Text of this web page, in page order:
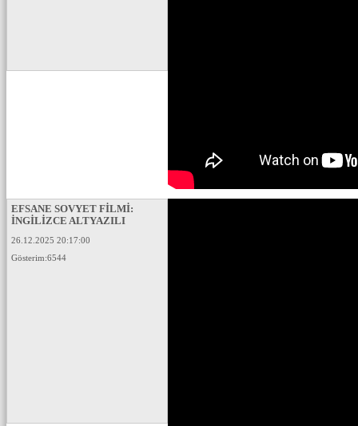
EFSANE SOVYET FİLMİ:
İNGİLİZCE ALTYAZILI
26.12.2025 20:17:00
Gösterim:6544